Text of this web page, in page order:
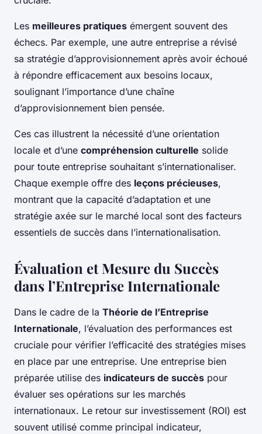
Les meilleures pratiques émergent souvent des
échecs. Par exemple, une autre entreprise a révisé
sa stratégie d’approvisionnement après avoir échoué
à répondre efficacement aux besoins locaux,
soulignant l’importance d’une chaîne
d’approvisionnement bien pensée.
Ces cas illustrent la nécessité d’une orientation
locale et d’une compréhension culturelle solide
pour toute entreprise souhaitant s’internationaliser.
Chaque exemple offre des leçons précieuses,
montrant que la capacité d’adaptation et une
stratégie axée sur le marché local sont des facteurs
essentiels de succès dans l’internationalisation.
Évaluation et Mesure du Succès
dans l’Entreprise Internationale
Dans le cadre de la Théorie de l’Entreprise
Internationale, l’évaluation des performances est
cruciale pour vérifier l’efficacité des stratégies mises
en place par une entreprise. Une entreprise bien
préparée utilise des indicateurs de succès pour
évaluer ses opérations sur les marchés
internationaux. Le retour sur investissement (ROI) est
souvent utilisé comme principal indicateur,